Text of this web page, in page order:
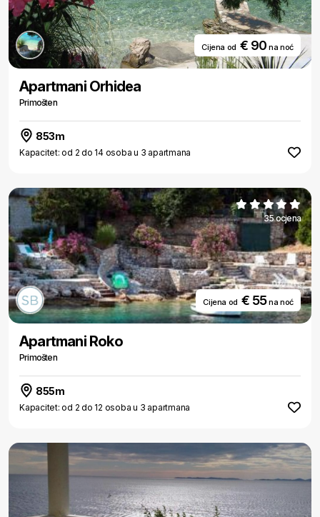
Cijena od € 90na noć
Apartmani Orhidea
Primošten
853m
Kapacitet: od 2 do 14 osoba u 3 apartmana
35 ocjena
Cijena od € 55na noć
Apartmani Roko
Primošten
855m
Kapacitet: od 2 do 12 osoba u 3 apartmana